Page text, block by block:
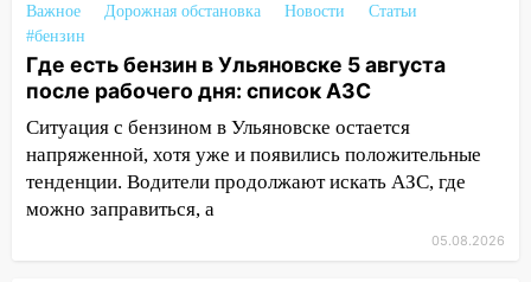
17:30
Где есть бензин в Ульяновске 5
августа после рабочего дня: список АЗС
17:05 «Обыск» по видеосвязи: в
Ульяновске задержали 19-летнюю
сообщницу мошенников
16:12 Едва не перерезал горло: в
Вешкайме посиделки с судимым
знакомым закончились для женщины
Важное Дорожная обстановка Новости
Статьи
#бензин
Где есть бензин в Ульяновске 5 августа
после рабочего дня: список АЗС
Ситуация с бензином в Ульяновске остается
напряженной, хотя уже и появились положительные
тенденции. Водители продолжают искать АЗС, где
можно заправиться, а
05.08.2026